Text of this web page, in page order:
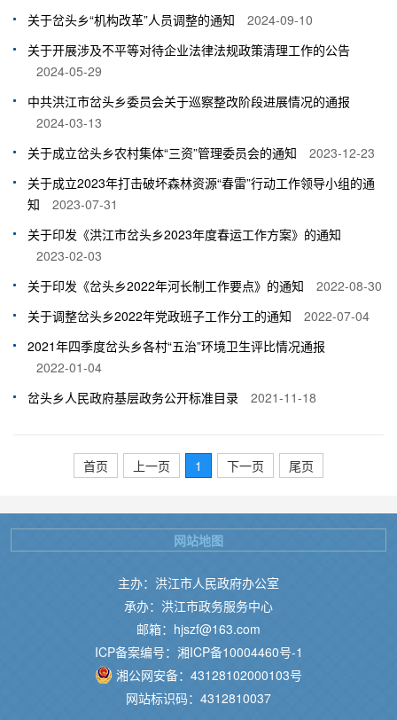
关于岔头乡“机构改革”人员调整的通知
2024-09-10
关于开展涉及不平等对待企业法律法规政策清理工作的公告
2024-05-29
中共洪江市岔头乡委员会关于巡察整改阶段进展情况的通报
2024-03-13
关于成立岔头乡农村集体“三资”管理委员会的通知
2023-12-23
关于成立2023年打击破坏森林资源“春雷”行动工作领导小组的通
知
2023-07-31
关于印发《洪江市岔头乡2023年度春运工作方案》的通知
2023-02-03
关于印发《岔头乡2022年河长制工作要点》的通知
2022-08-30
关于调整岔头乡2022年党政班子工作分工的通知
2022-07-04
2021年四季度岔头乡各村“五治”环境卫生评比情况通报
2022-01-04
岔头乡人民政府基层政务公开标准目录
2021-11-18
首页 上一页 1 下一页 尾页
主办：洪江市人民政府办公室
承办：洪江市政务服务中心
邮箱：hjszf@163.com
ICP备案编号：湘ICP备10004460号-1
湘公网安备：43128102000103号
网站标识码：4312810037
网站地图